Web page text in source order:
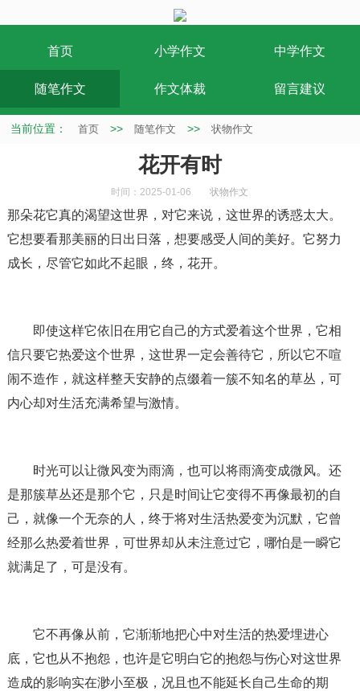
首页 小学作文 中学作文
随笔作文 作文体裁 留言建议
当前位置： 首页 >> 随笔作文 >> 状物作文
花开有时
时间：2025-01-06 状物作文
那朵花它真的渴望这世界，对它来说，这世界的诱惑太大。
它想要看那美丽的日出日落，想要感受人间的美好。它努力
成长，尽管它如此不起眼，终，花开。
即使这样它依旧在用它自己的方式爱着这个世界，它相
信只要它热爱这个世界，这世界一定会善待它，所以它不喧
闹不造作，就这样整天安静的点缀着一簇不知名的草丛，可
内心却对生活充满希望与激情。
时光可以让微风变为雨滴，也可以将雨滴变成微风。还
是那簇草丛还是那个它，只是时间让它变得不再像最初的自
己，就像一个无奈的人，终于将对生活热爱变为沉默，它曾
经那么热爱着世界，可世界却从未注意过它，哪怕是一瞬它
就满足了，可是没有。
它不再像从前，它渐渐地把心中对生活的热爱埋进心
底，它也从不抱怨，也许是它明白它的抱怨与伤心对这世界
造成的影响实在渺小至极，况且也不能延长自己生命的期